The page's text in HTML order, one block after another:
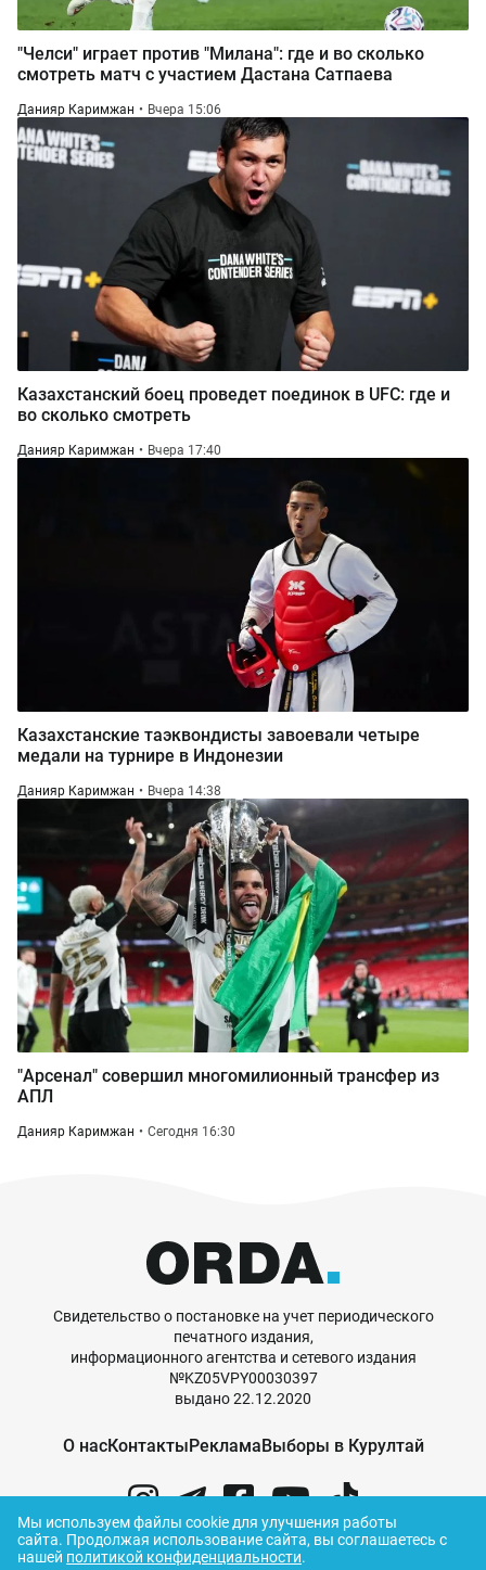
"Челси" играет против "Милана": где и во сколько
смотреть матч с участием Дастана Сатпаева
Данияр Каримжан Вчера 15:06
Казахстанский боец проведет поединок в UFC: где и
во сколько смотреть
Данияр Каримжан Вчера 17:40
Казахстанские таэквондисты завоевали четыре
медали на турнире в Индонезии
Данияр Каримжан Вчера 14:38
"Арсенал" совершил многомилионный трансфер из
АПЛ
Данияр Каримжан Сегодня 16:30
Свидетельство о постановке на учет периодического
печатного издания,
информационного агентства и сетевого издания
№KZ05VPY00030397
выдано 22.12.2020
О насКонтактыРекламаВыборы в Курултай
Мы используем файлы cookie для улучшения работы
сайта. Продолжая использование сайта, вы соглашаетесь с
нашей политикой конфиденциальности.